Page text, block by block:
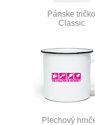
Pánske tričko
Classic
Plechový